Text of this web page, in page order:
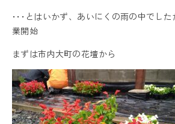
･･･とはいかず、あいにくの雨の中でし
業開始
まずは市内大町の花壇から